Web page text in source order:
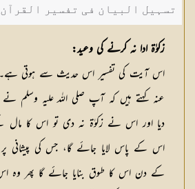
تسہیل البیان فی تفسیر
شکیلہ بنت میاں فضل حسین
زکوٰۃ ادا نہ کرنے کی وعید:
اس آیت کی تفسیر اس حدیث سے ہوتی ہے۔
عنہ کہتے ہیں کہ آپ صلی اللہ علیہ وسلم نے
دیا اور اس نے زکوٰۃ نہ دی تو اس کا مال
اس کے پاس لایا جائے گا، جس کی پیشانی
کے دن اس کا طوق بنایا جائے گا پھر وہ